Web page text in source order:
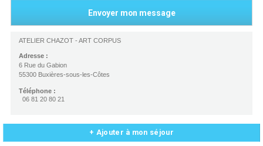
ATELIER CHAZOT - ART CORPUS
Adresse :
6 Rue du Gabion
55300 Buxières-sous-les-Côtes
Téléphone :
06 81 20 80 21
+ Ajouter à mon séjour